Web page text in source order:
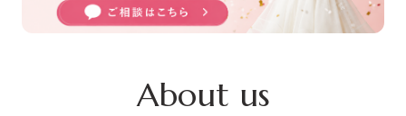
About us